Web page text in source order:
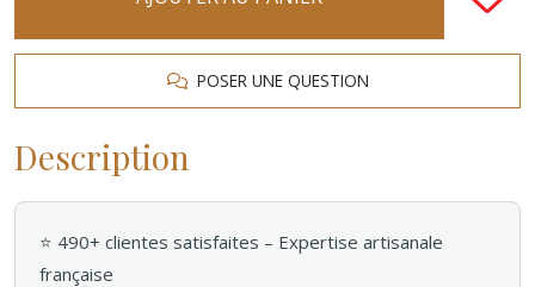
POSER UNE QUESTION
Description
⭐ 490+ clientes satisfaites – Expertise artisanale
française